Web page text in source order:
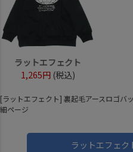
ラットエフェクト
1,265円 (税込)
[ラットエフェクト] 裏起毛アースロゴバ
細ページ
ラットエフェク